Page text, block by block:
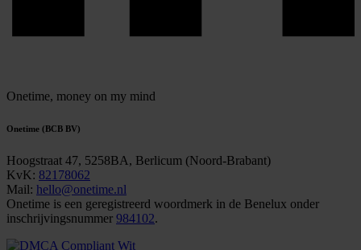
Onetime, money on my mind
Onetime (BCB BV)
Hoogstraat 47, 5258BA, Berlicum (Noord-Brabant)
KvK: 82178062
Mail: hello@onetime.nl
Onetime is een geregistreerd woordmerk in de Benelux onder
inschrijvingsnummer 984102.